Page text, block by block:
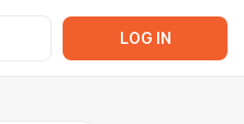
LOG IN